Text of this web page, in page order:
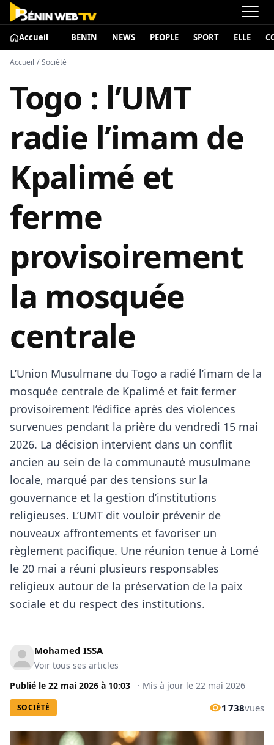
Accueil BENIN NEWS PEOPLE SPORT ELLE
Accueil / Société
Togo : l’UMT
radie l’imam de
Kpalimé et
ferme
provisoirement
la mosquée
centrale
L’Union Musulmane du Togo a radié l’imam de la
mosquée centrale de Kpalimé et fait fermer
provisoirement l’édifice après des violences
survenues pendant la prière du vendredi 15 mai
2026. La décision intervient dans un conflit
ancien au sein de la communauté musulmane
locale, marqué par des tensions sur la
gouvernance et la gestion d’institutions
religieuses. L’UMT dit vouloir prévenir de
nouveaux affrontements et favoriser un
règlement pacifique. Une réunion tenue à Lomé
le 20 mai a réuni plusieurs responsables
religieux autour de la préservation de la paix
sociale et du respect des institutions.
Mohamed ISSA
Voir tous ses articles
Publié le 22 mai 2026 à 10:03 · Mis à jour le 22 mai 2026
SOCIÉTÉ 1 738vues